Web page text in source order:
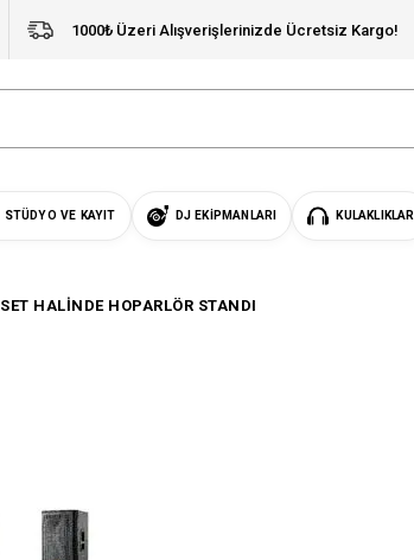
1000₺ Üzeri Alışverişlerinizde Ücretsiz Kargo!
STÜDYO VE KAYIT DJ EKIPMANLARI KULAKLIKLAR
SET HALİNDE HOPARLÖR STANDI